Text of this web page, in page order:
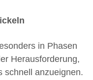
in Phasen
Herausforderung,
schnell anzueignen.